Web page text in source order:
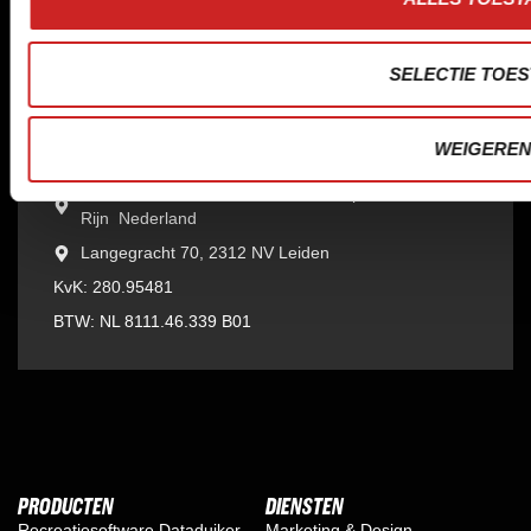
SELECTIE
WEIGEREN
DAAG ONS UIT
Rijn Nederland
Langegracht 70, 2312 NV Leiden
KvK: 280.95481
BTW: NL 8111.46.339 B01
PRODUCTEN DIENSTEN